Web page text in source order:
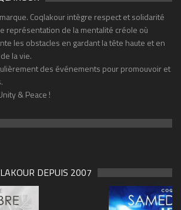
Coqlakour intègre respect et solidarité
représentation de la mentalité créole où
les obstacles en gardant la tête haute et en
la vie.
des événements pour promouvoir et
& Peace !
DEPUIS 2007